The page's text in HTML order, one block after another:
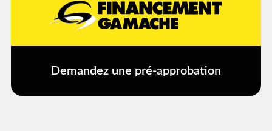
Demandez une pré-approbation